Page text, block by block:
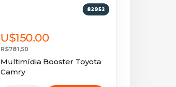
82952
U$150.00
R$781,50
Multimídia Booster Toyota
Camry